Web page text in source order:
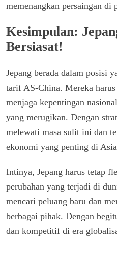
memenangkan persaingan di
Kesimpulan:
Bersiasat!
Jepang berada dalam posisi
tarif AS-China. Mereka
menjaga kepentingan
yang merugikan. Dengan
melewati masa sulit ini dan
ekonomi yang penting di
Intinya, Jepang harus tetap
perubahan yang terjadi di
mencari peluang baru dan
berbagai pihak. Dengan
dan kompetitif di era